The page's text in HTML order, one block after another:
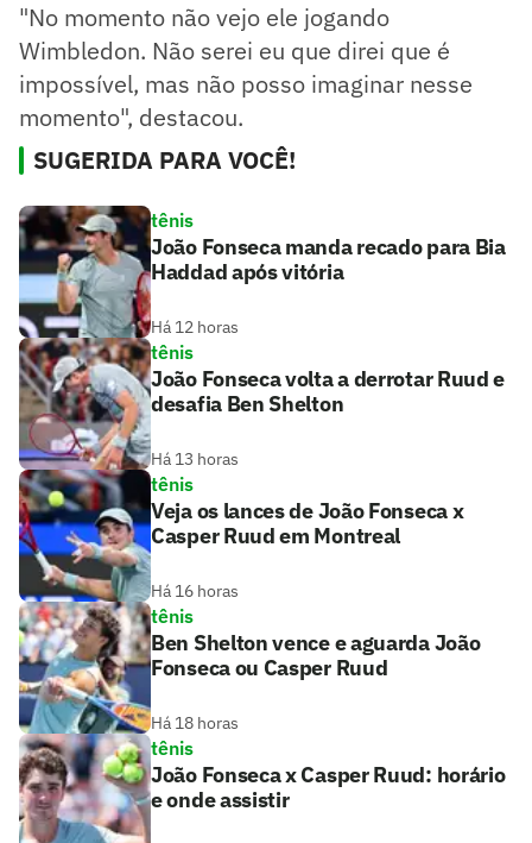
"No momento não vejo ele jogando
Wimbledon. Não serei eu que direi que é
impossível, mas não posso imaginar nesse
momento", destacou.
SUGERIDA PARA VOCÊ!
tênis
João Fonseca manda recado para Bia
Haddad após vitória
Há 12 horas
tênis
João Fonseca volta a derrotar Ruud e
desafia Ben Shelton
Há 13 horas
tênis
Veja os lances de João Fonseca x
Casper Ruud em Montreal
Há 16 horas
tênis
Ben Shelton vence e aguarda João
Fonseca ou Casper Ruud
Há 18 horas
tênis
João Fonseca x Casper Ruud: horário
e onde assistir